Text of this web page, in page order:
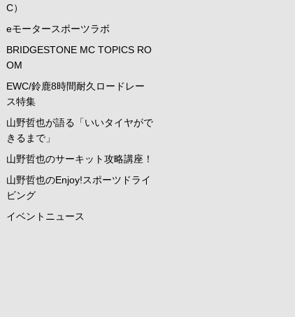
C）
eモータースポーツラボ
BRIDGESTONE MC TOPICS RO
OM
EWC/鈴鹿8時間耐久ロードレー
ス特集
山野哲也が語る「いいタイヤがで
きるまで」
山野哲也のサーキット攻略講座！
山野哲也のEnjoy!スポーツドライ
ビング
イベントニュース